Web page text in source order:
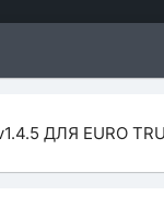
ДЛЯ EURO